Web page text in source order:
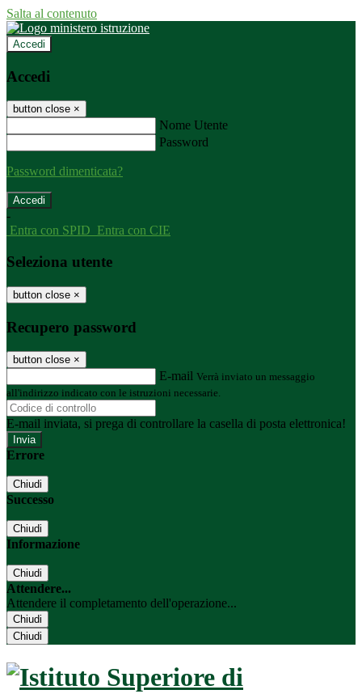
Salta al contenuto
Accedi
Accedi
button close ×
Nome Utente
Password
Password dimenticata?
-
Entra con SPID Entra con CIE
Seleziona utente
button close ×
Recupero password
button close ×
E-mail Verrà inviato un messaggio
all'indirizzo indicato con le istruzioni necessarie.
E-mail inviata, si prega di controllare la casella di posta elettronica!
Errore
Chiudi
Successo
Chiudi
Informazione
Chiudi
Attendere...
Attendere il completamento dell'operazione...
Chiudi
Chiudi